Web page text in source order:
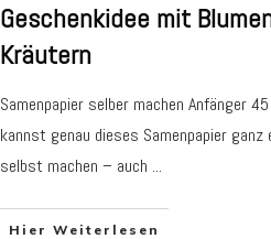
Geschenkidee mit
Kräutern
Samenpapier selber machen Anfänger
kannst genau dieses Samenpapier ganz
selbst machen – auch ...
Hier Weiterlesen